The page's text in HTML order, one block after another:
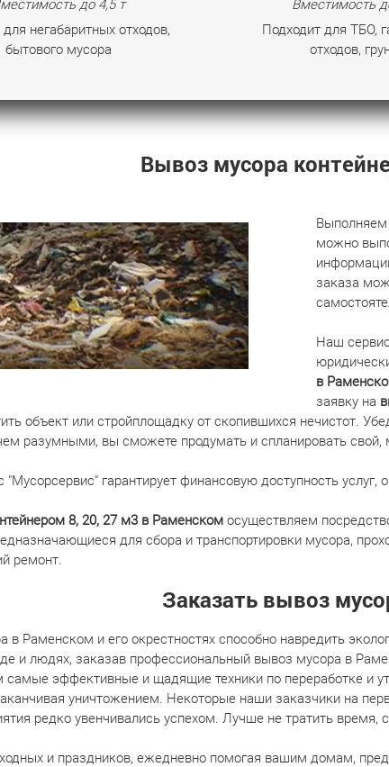
до 4,5 т
негабаритных отходов,
бытового мусора
Вместимость
Подходит для ТБО,
отходов,
Вывоз мусора
Выполняем
можно
заказа
Наш
в
заявку на
объект или стройплощадку от скопившихся нечистот.
разумными, вы сможете продумать и спланировать
"Мусорсервис" гарантирует финансовую доступность
8, 20, 27 м3 в Раменском осуществляем
для сбора и транспортировки мусора,
ремонт.
Заказать вывоз
в Раменском и его окрестностях способно навредить
и людях, заказав профессиональный вывоз мусора в
самые эффективные и щадящие техники по переработке и
уничтожением. Некоторые наши заказчики на
редко увенчивались успехом. Лучше не тратить
и праздников, ежедневно помогая вашим домам,